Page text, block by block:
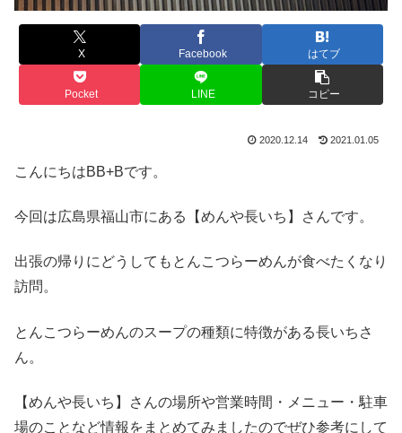
X Facebook はてブ
Pocket LINE コピー
2020.12.14 2021.01.05
こんにちはBB+Bです。
今回は広島県福山市にある【めんや長いち】さんです。
出張の帰りにどうしてもとんこつらーめんが食べたくなり
訪問。
とんこつらーめんのスープの種類に特徴がある長いちさ
ん。
【めんや長いち】さんの場所や営業時間・メニュー・駐車
場のことなど情報をまとめてみましたのでぜひ参考にして